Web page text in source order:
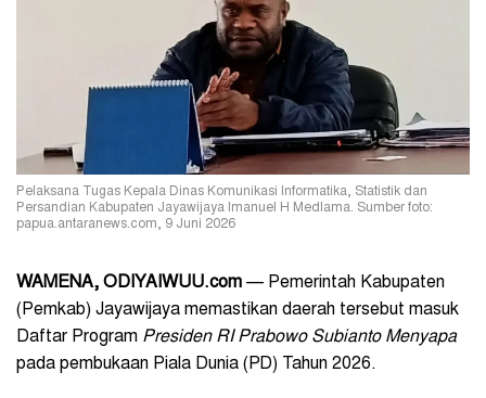
Pelaksana Tugas Kepala Dinas Komunikasi Informatika, Statistik dan
Persandian Kabupaten Jayawijaya Imanuel H Medlama. Sumber foto:
papua.antaranews.com, 9 Juni 2026
WAMENA, ODIYAIWUU.com — Pemerintah Kabupaten
(Pemkab) Jayawijaya memastikan daerah tersebut masuk
Daftar Program Presiden RI Prabowo Subianto Menyapa
pada pembukaan Piala Dunia (PD) Tahun 2026.